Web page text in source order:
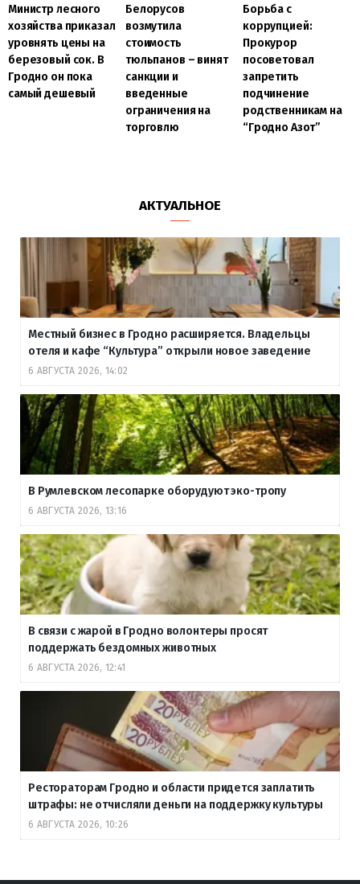
Министр лесного
хозяйства приказал
уровнять цены на
березовый сок. В
Гродно он пока
самый дешевый
Белорусов
возмутила
стоимость
тюльпанов – винят
санкции и
введенные
ограничения на
торговлю
Борьба с
коррупцией:
Прокурор
посоветовал
запретить
подчинение
родственникам на
“Гродно Азот”
АКТУАЛЬНОЕ
Местный бизнес в Гродно расширяется. Владельцы
отеля и кафе “Культура” открыли новое заведение
6 АВГУСТА 2026, 14:02
В Румлевском лесопарке оборудуют эко-тропу
6 АВГУСТА 2026, 13:16
В связи с жарой в Гродно волонтеры просят
поддержать бездомных животных
6 АВГУСТА 2026, 12:41
Рестораторам Гродно и области придется заплатить
штрафы: не отчисляли деньги на поддержку культуры
6 АВГУСТА 2026, 10:26